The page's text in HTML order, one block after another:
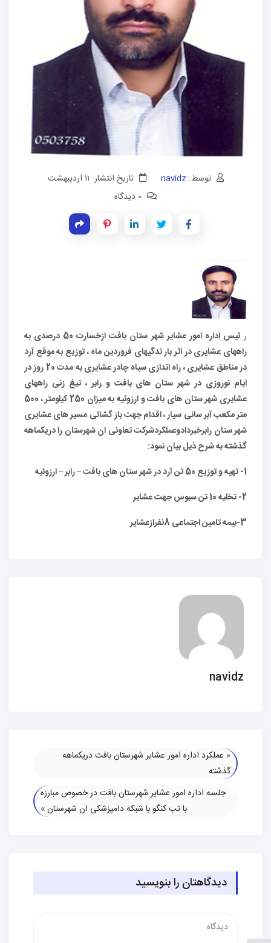
توسط:navidz
تاریخ انتشار: ۱۱ اردیبهشت
ر
ئیس اداره امور عشایر شهر ستان بافت ازخسارت 50 درصدی به
راههای عشایری در اثر بار ندگیهای فروردین ماه ، توزیع به موقع آرد
در مناطق عشایری ، راه اندازی سیاه چادر عشایری به مدت 20 روز در
ایام نوروزی در شهر ستان های بافت و رابر ، تیغ زنی راههای
عشایری شهر ستان های بافت و ارزوئیه به میزان 250 کیلومتر ، 500
متر مکعب آبر سانی سیار ، اقدام جهت باز گشائی مسیر های عشایری
شهر ستان رابرخبردادوعملکردشرکت تعاونی ان شهرستان را دریکماهه
گذشته به شرح ذیل بیان نمود:
1- تهیه و توزیع 50 تن آرد در شهر ستان های بافت
–رابر–ارزوئیه
2- تخلیه 10 تن سبوس جهت عشایر
3-بیمه تامین اجتماعی 8نفرازعشایر
navidz
« عملکرد اداره امور عشایر شهرستان بافت دریکماهه
گذشته
جلسه اداره امور عشایر شهرستان بافت در خصوص مبارزه
با تب کنگو با شبکه دامپزشکی ان شهرستان»
دیدگاهتان را بنویسید